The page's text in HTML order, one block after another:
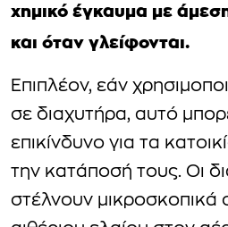
χημικό έγκαυμα με
και όταν γλείφονται.
Επιπλέον, εάν
σε διαχυτήρα, αυτό
επικίνδυνο για τα
την κατάποσή τους. Οι
στέλνουν μικροσκοπικά